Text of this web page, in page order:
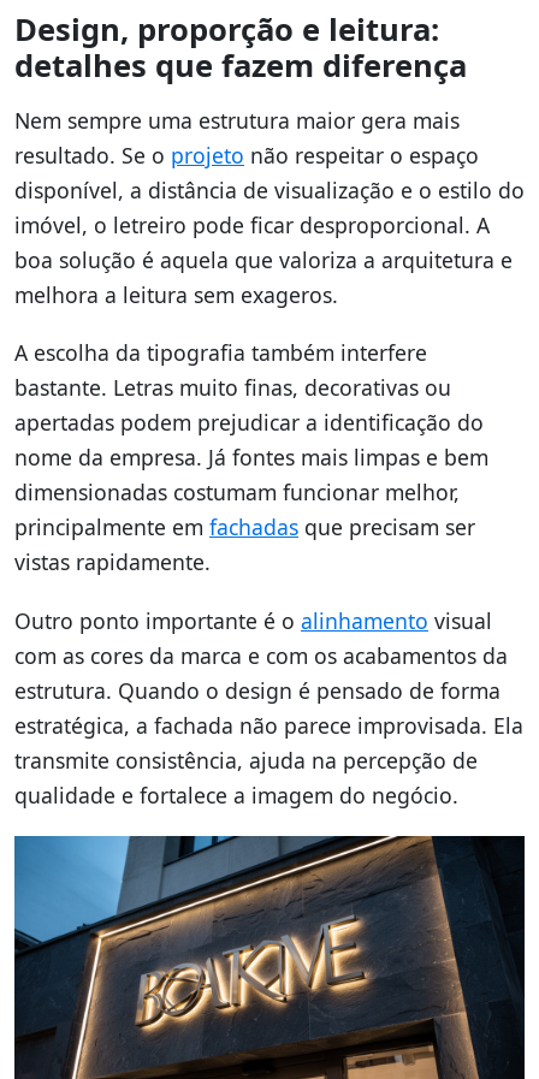
Design, proporção e leitura:
detalhes que fazem diferença
Nem sempre uma estrutura maior gera mais
resultado. Se o projeto não respeitar o espaço
disponível, a distância de visualização e o estilo do
imóvel, o letreiro pode ficar desproporcional. A
boa solução é aquela que valoriza a arquitetura e
melhora a leitura sem exageros.
A escolha da tipografia também interfere
bastante. Letras muito finas, decorativas ou
apertadas podem prejudicar a identificação do
nome da empresa. Já fontes mais limpas e bem
dimensionadas costumam funcionar melhor,
principalmente em fachadas que precisam ser
vistas rapidamente.
Outro ponto importante é o alinhamento visual
com as cores da marca e com os acabamentos da
estrutura. Quando o design é pensado de forma
estratégica, a fachada não parece improvisada. Ela
transmite consistência, ajuda na percepção de
qualidade e fortalece a imagem do negócio.